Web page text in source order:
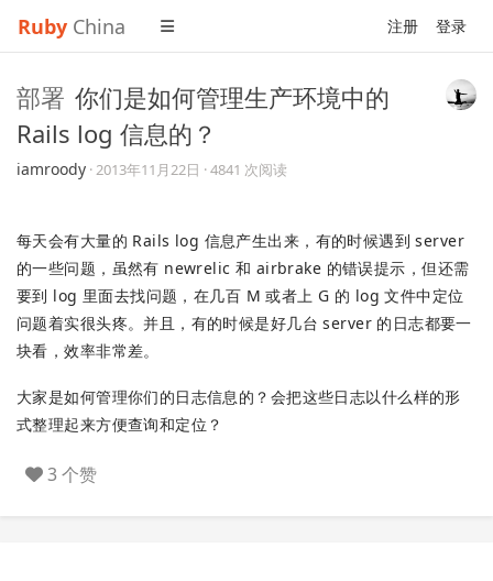
Ruby China 注册 登录
部署 你们是如何管理生产环境中的
Rails log 信息的？
iamroody ·2013年11月22日 · 4841 次阅读
每天会有大量的 Rails log 信息产生出来，有的时候遇到 server
的一些问题，虽然有 newrelic 和 airbrake 的错误提示，但还需
要到 log 里面去找问题，在几百 M 或者上 G 的 log 文件中定位
问题着实很头疼。并且，有的时候是好几台 server 的日志都要一
块看，效率非常差。
大家是如何管理你们的日志信息的？会把这些日志以什么样的形
式整理起来方便查询和定位？
3 个赞